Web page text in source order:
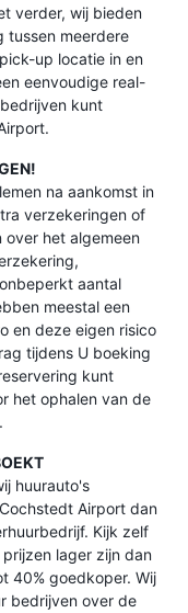
verder, wij bieden
tussen meerdere
up locatie in en
eenvoudige real-
kunt
na aankomst in
verzekeringen of
het algemeen
aantal
meestal een
en deze eigen risico
tijdens U boeking
kunt
het ophalen van de
huurauto's
Airport dan
Kijk zelf
lager zijn dan
40% goedkoper. Wij
bedrijven over de